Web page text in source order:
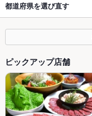
都道府県を選び直す
ピックアップ店舗